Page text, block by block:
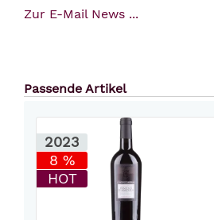
Zur E-Mail News ...
Passende Artikel
2023
8 %
HOT